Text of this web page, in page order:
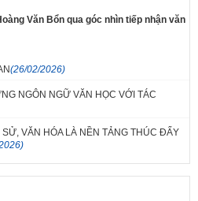
Văn Bổn qua góc nhìn tiếp nhận văn
(26/02/2026)
NGÔN NGỮ VĂN HỌC VỚI TÁC
VĂN HÓA LÀ NỀN TẢNG THÚC ĐẨY